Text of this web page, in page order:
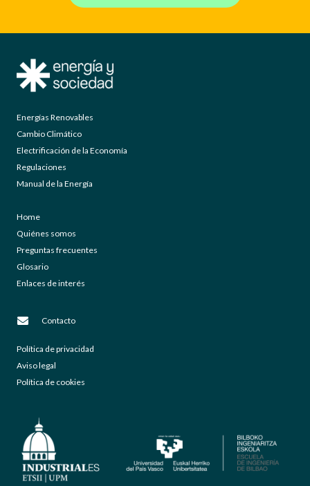
Energías Renovables
Cambio Climático
Electrificación de la Economía
Regulaciones
Manual de la Energía
Home
Quiénes somos
Preguntas frecuentes
Glosario
Enlaces de interés
Contacto
Política de privacidad
Aviso legal
Política de cookies